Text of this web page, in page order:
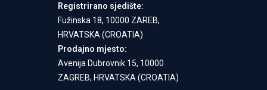
Registrirano sjedište:
Fužinska 18, 10000 ZAREB,
HRVATSKA (CROATIA)
Prodajno mjesto:
Avenija Dubrovnik 15, 10000
ZAGREB, HRVATSKA (CROATIA)